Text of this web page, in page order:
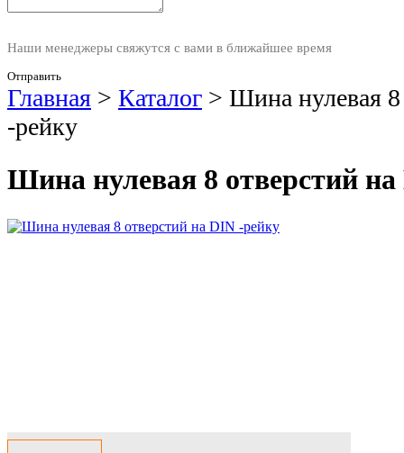
Наши менеджеры свяжутся с вами в ближайшее время
Отправить
Главная > Каталог > Шина нулевая
-рейку
Шина нулевая 8 отверстий